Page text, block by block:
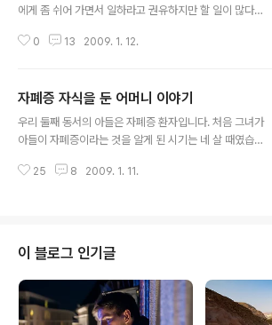
에게 좀 쉬어 가면서 일하라고 권유하지만 할 일이 많다고
다. 과로하지 마세요. 솔직히 우리 살면서 일을 해야 하고
렇게 말해 보시는 건 어때요? Don't overwork yoursel
f 과로하지 마세요. A: I've got a cold today. B: You b
etter get some rest. A: I wish I could. I have lots
A:감기 걸렸어. B:좀 쉬는 게 어때..
0 13 2009. 1. 12.
자폐증 자식을 둔 어머니 이야기
우리 둘째 동서의 아들은 자폐증 환자입니다. 처음 그녀가
아들이 자폐증이라는 것을 알게 된 시기는 네 살 때였습니
나 하고 생각을 하고 방심을 했습니다. 네 살이 되어도 아이
거부를 하고 다른 병원 몇 개를 더 다녀 봐도 같은 판명이
났습니다. 그런 그녀에게는 하늘에 날벼락 같은 일이었습
니다. 아들이 자폐증 환자라니. 믿을 수가 없었습니다. 처음
자포자기한 심정이 된 그녀는 남편이 상심하고 더 힘들어
하는 모습을 보자, 자신이 그러면 안 되겠다 싶어 마음을 굳
25 8 2009. 1. 11.
이 블로그 인기글